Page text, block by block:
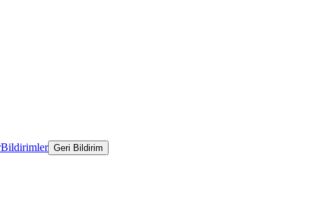
Bildirimler Geri Bildirim